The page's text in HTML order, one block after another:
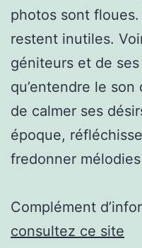
photos sont
restent inutiles.
géniteurs et de
qu’entendre le
de calmer ses
époque,
fredonner
Complément
consultez ce site